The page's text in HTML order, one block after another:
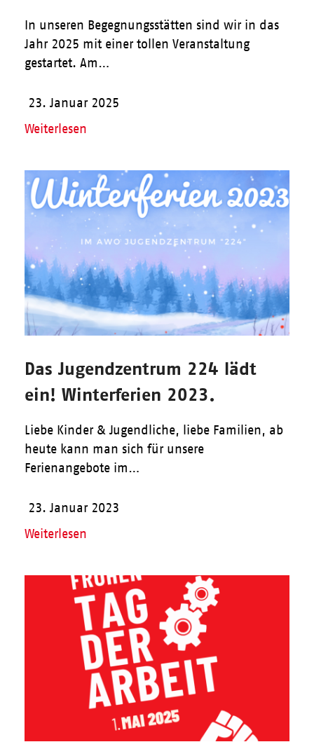
In unseren Begegnungsstätten sind wir in das
Jahr 2025 mit einer tollen Veranstaltung
gestartet. Am…
23. Januar 2025
Weiterlesen
Das Jugendzentrum 224 lädt
ein! Winterferien 2023.
Liebe Kinder & Jugendliche, liebe Familien, ab
heute kann man sich für unsere
Ferienangebote im…
23. Januar 2023
Weiterlesen